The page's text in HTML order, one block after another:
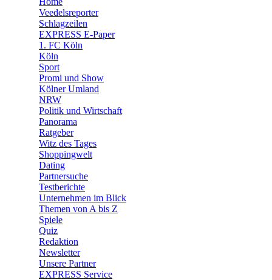
🛒 Shoppingwelt
Veedelsreporter
Schlagzeilen
EXPRESS E-Paper
1. FC Köln
Köln
Sport
Promi und Show
Kölner Umland
NRW
Politik und Wirtschaft
Panorama
Ratgeber
Witz des Tages
Shoppingwelt
Dating
Partnersuche
Testberichte
Unternehmen im Blick
Themen von A bis Z
Spiele
Quiz
Redaktion
Newsletter
Unsere Partner
EXPRESS Service